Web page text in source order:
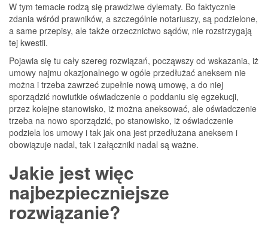
W tym temacie rodzą się prawdziwe dylematy. Bo faktycznie
zdania wśród prawników, a szczególnie notariuszy, są podzielone,
a same przepisy, ale także orzecznictwo sądów, nie rozstrzygają
tej kwestii.
Pojawia się tu cały szereg rozwiązań, począwszy od wskazania, iż
umowy najmu okazjonalnego w ogóle przedłużać aneksem nie
można i trzeba zawrzeć zupełnie nową umowę, a do niej
sporządzić nowiutkie oświadczenie o poddaniu się egzekucji,
przez kolejne stanowisko, iż można aneksować, ale oświadczenie
trzeba na nowo sporządzić, po stanowisko, iż oświadczenie
podziela los umowy i tak jak ona jest przedłużana aneksem i
obowiązuje nadal, tak i załączniki nadal są ważne.
Jakie jest więc
najbezpieczniejsze
rozwiązanie?